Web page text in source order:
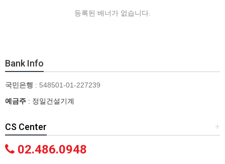
등록된 배너가 없습니다.
Bank Info
국민은행 : 548501-01-227239
예금주 : 정일건설기계
+
CS Center
02.486.0948